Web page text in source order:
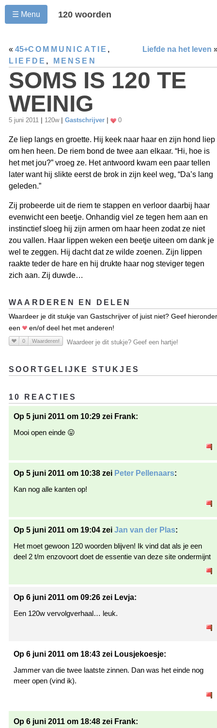
☰ Menu 120 woorden
« 45+ Liefde na het leven
COMMUNICATIE ,
LIEFDE , MENSEN
SOMS IS 120 TE
WEINIG
5 juni 2011 120w Gastschrijver 0
Ze liep langs en groette. Hij keek naar haar en zijn hond liep
om hen heen. De riem bond de twee aan elkaar. “Hi, hoe is
het met jou?” vroeg ze. Het antwoord kwam een paar tellen
later want hij slikte eerst de brok in zijn keel weg, “Da’s lang
geleden.”
Zij probeerde uit de riem te stappen en verloor daarbij haar
evenwicht een beetje. Onhandig viel ze tegen hem aan en
instinctief sloeg hij zijn armen om haar heen zodat ze niet
zou vallen. Haar lippen weken een beetje uiteen om dank je
wel te zeggen. Hij dacht dat ze wilde zoenen. Zijn lippen
raakte teder de hare en hij drukte haar nog steviger tegen
zich aan. Zij duwde…
WAARDEREN EN DELEN
Waardeer je dit stukje van Gastschrijver of juist niet? Geef hieronder
een
en/of deel het met anderen!
0 Waarderen! Waardeer je dit stukje? Geef een hartje!
SOORTGELIJKE STUKJES
10 REACTIES
Op 5 juni 2011 om 10:29 zei Frank:
Mooi open einde 😛
Op 5 juni 2011 om 10:38 zei Peter Pellenaars:
Kan nog alle kanten op!
Op 5 juni 2011 om 19:04 zei Jan van der Plas:
Het moet gewoon 120 woorden blijven! Ik vind dat als je een
deel 2 t/m enzovoort doet de essentie van deze site ondermijnt
Op 6 juni 2011 om 09:26 zei Levja:
Een 120w vervolgverhaal… leuk.
Op 6 juni 2011 om 18:43 zei Lousjekoesje:
Jammer van die twee laatste zinnen. Dan was het einde nog
meer open (vind ik).
Op 6 juni 2011 om 18:48 zei Frank: